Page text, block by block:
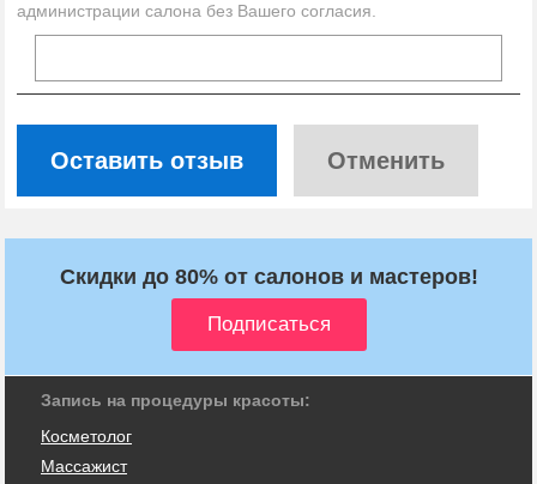
администрации салона без Вашего согласия.
Оставить отзыв Отменить
Скидки до 80% от салонов и мастеров!
Запись на процедуры красоты:
Косметолог
Массажист